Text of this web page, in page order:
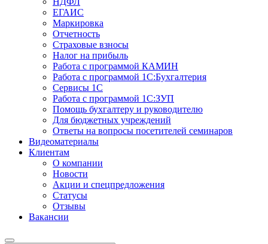
ЕГАИС
Маркировка
Отчетность
Страховые взносы
Налог на прибыль
Работа с программой КАМИН
Работа с программой 1С:Бухгалтерия
Сервисы 1С
Работа с программой 1С:ЗУП
Помощь бухгалтеру и руководителю
Для бюджетных учреждений
Ответы на вопросы посетителей семинаров
Видеоматериалы
Клиентам
О компании
Новости
Акции и спецпредложения
Статусы
Отзывы
Вакансии